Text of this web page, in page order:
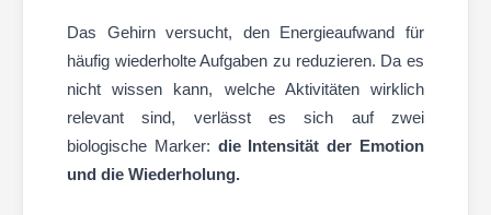
Das Gehirn versucht, den Energieaufwand für
häufig wiederholte Aufgaben zu reduzieren. Da es
nicht wissen kann, welche Aktivitäten wirklich
relevant sind, verlässt es sich auf zwei
biologische Marker: die Intensität der Emotion
und die Wiederholung.